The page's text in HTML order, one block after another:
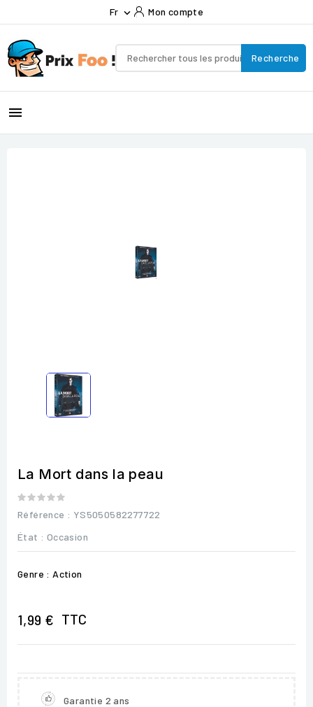
Fr  Mon compte
Recherche

La Mort dans la peau
Référence : YS5050582277722
État : Occasion
Genre : Action
1,99 € TTC
Garantie 2 ans